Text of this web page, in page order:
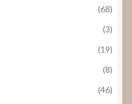
(68)
(3)
(19)
(8)
(46)